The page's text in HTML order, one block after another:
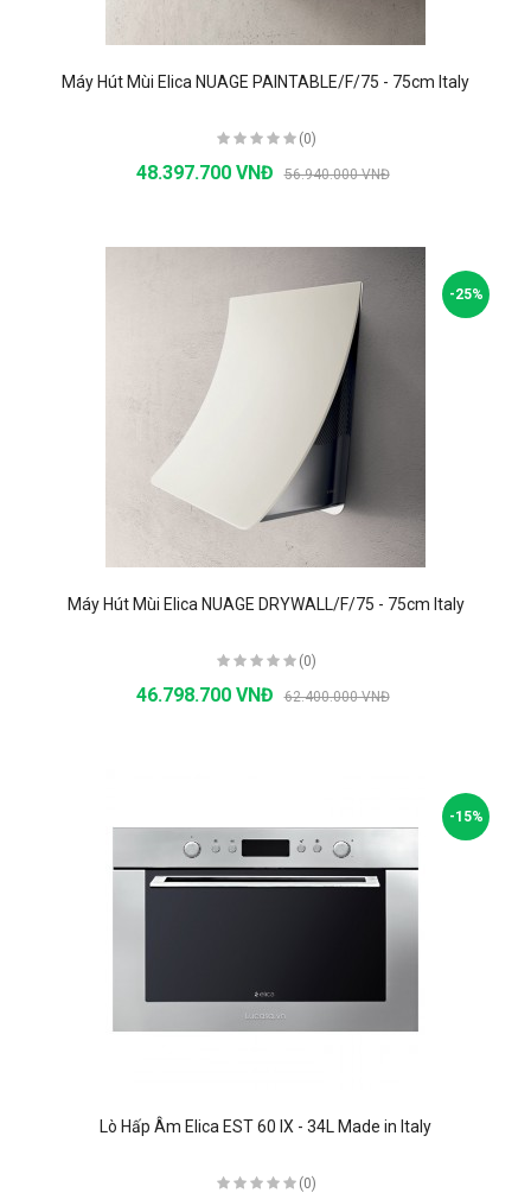
Máy Hút Mùi Elica NUAGE PAINTABLE/F/75 - 75cm Italy
(0)
48.397.700 VNĐ 56.940.000 VNĐ
-25%
Máy Hút Mùi Elica NUAGE DRYWALL/F/75 - 75cm Italy
(0)
46.798.700 VNĐ 62.400.000 VNĐ
-15%
Lò Hấp Âm Elica EST 60 IX - 34L Made in Italy
(0)